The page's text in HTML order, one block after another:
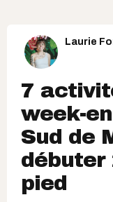
Laurie
7
week-
Sud de
débuter
pied